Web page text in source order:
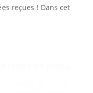
reçues ! Dans cet
Régis Blugeon,